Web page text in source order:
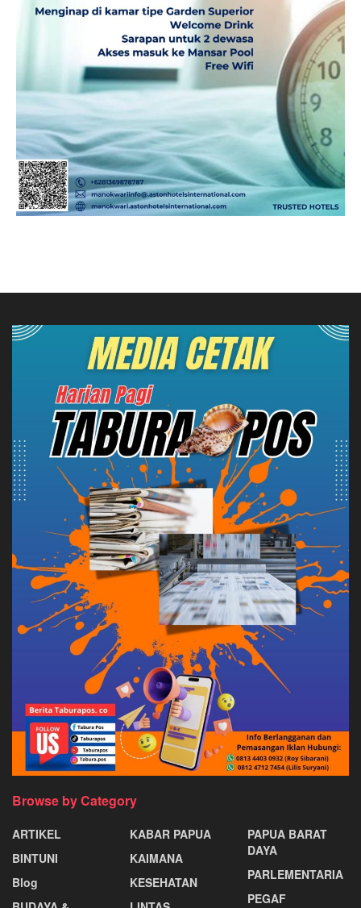
Browse by Category
ARTIKEL
BINTUNI
Blog
KABAR PAPUA
KAIMANA
KESEHATAN
PAPUA BARAT
DAYA
PARLEMENTARIA
PEGAF